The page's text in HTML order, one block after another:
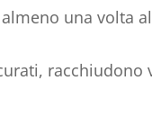
una volta